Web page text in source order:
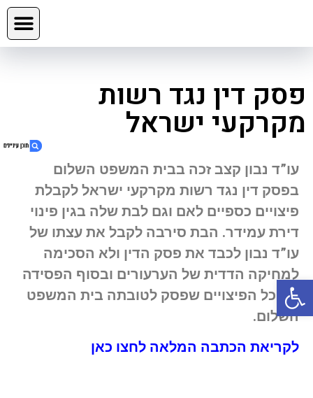
פתח סרגל נגישות
1. פסק דין נגד רשות מקרקעי ישראל
2. צרו קשר כעת
3. השאירו פרטים:
4. עוד בנושא
5. השאירו את הפרטים ואנו ניצור אתכם קשר
7. עבירות בניה והחשיבות של ייצוג משפטי על
פסק דין נגד רשות
מקרקעי ישראל
עו”ד נבון קצב זכה בבית המשפט השלום
בפסק דין נגד רשות מקרקעי ישראל לקבלת
פיצויים כספיים לאם וגם לבת שלה בגין פינוי
דירת עמידר. הבת סירבה לקבל את עצתו של
עו”ד נבון לכבד את פסק הדין ולא הסכימה
למחיקה הדדית של הערעורים ובסוף הפסידה
את כל הפיצויים שפסק לטובתה בית המשפט
השלום.
לקריאת הכתבה המלאה לחצו כאן